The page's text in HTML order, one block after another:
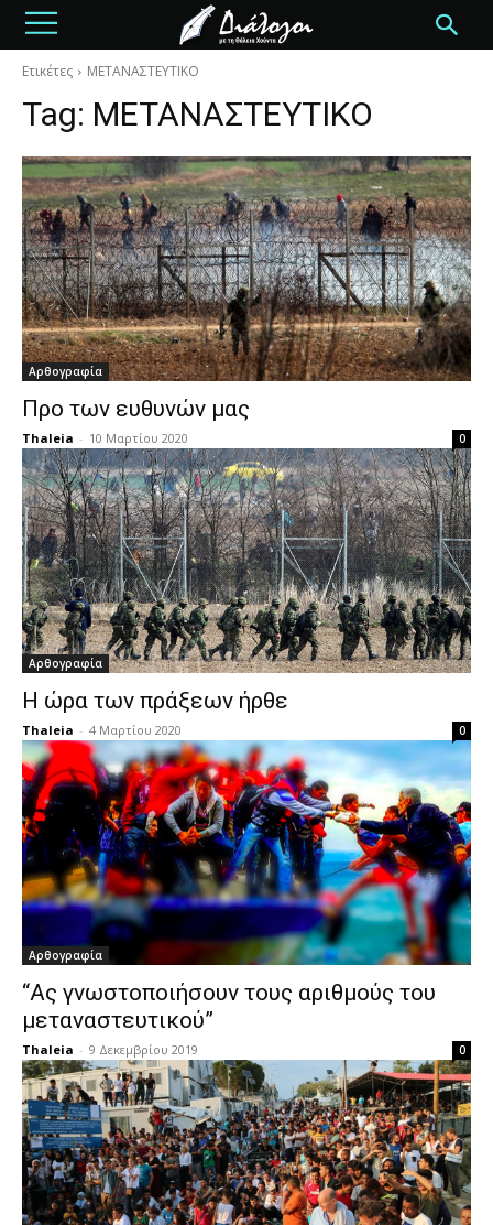
Ετικέτες ΜΕΤΑΝΑΣΤΕΥΤΙΚΟ
Tag: ΜΕΤΑΝΑΣΤΕΥΤΙΚΟ
Αρθογραφία
Προ των ευθυνών μας
Thaleia - 10 Μαρτίου 2020 0
Αρθογραφία
Η ώρα των πράξεων ήρθε
Thaleia - 4 Μαρτίου 2020 0
Αρθογραφία
“Ας γνωστοποιήσουν τους αριθμούς του
μεταναστευτικού”
Thaleia - 9 Δεκεμβρίου 2019 0